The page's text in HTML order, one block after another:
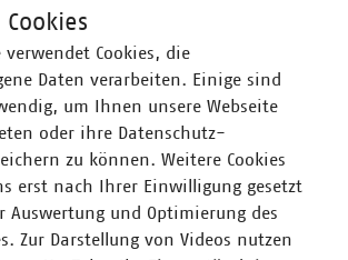
(GModG) und die heutige
der Bundestag noch nicht…
Pflanzenschutzrecht
weiteren Lockerungen im EU-
- Unbefristete Pestizid-
Trinkwasserressourcen
verwendet Cookies, die
Daten verarbeiten. Einige sind
um Ihnen unsere Webseite
oder ihre Datenschutz-
zu können. Weitere Cookies
erst nach Ihrer Einwilligung gesetzt
Auswertung und Optimierung des
Zur Darstellung von Videos nutzen